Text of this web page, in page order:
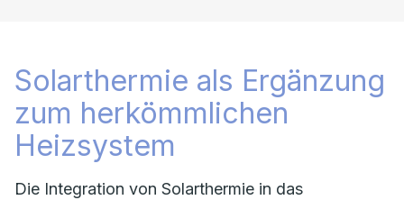
Solarthermie als Ergänzung
zum herkömmlichen
Heizsystem
Die Integration von Solarthermie in das